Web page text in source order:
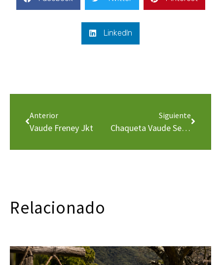
LinkedIn
Anterior
Vaude Freney Jkt
Siguiente
Chaqueta Vaude Sesvenna Pro
Relacionado